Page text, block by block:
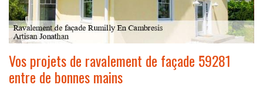
Vos projets de ravalement de façade 59281
entre de bonnes mains